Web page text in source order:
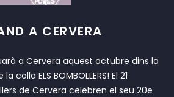
A CERVERA
a Cervera aquest octubre dins la
colla ELS BOMBOLLERS! El 21
de Cervera celebren el seu 20e